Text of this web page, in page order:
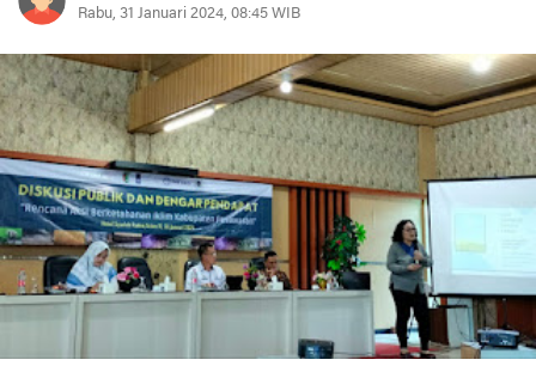
Rabu, 31 Januari 2024, 08:45 WIB